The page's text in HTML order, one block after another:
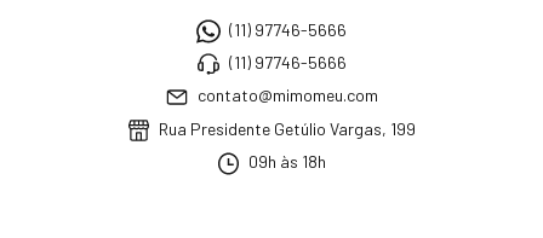
(11) 97746-5666
(11) 97746-5666
contato@mimomeu.com
Rua Presidente Getúlio Vargas, 199
09h às 18h